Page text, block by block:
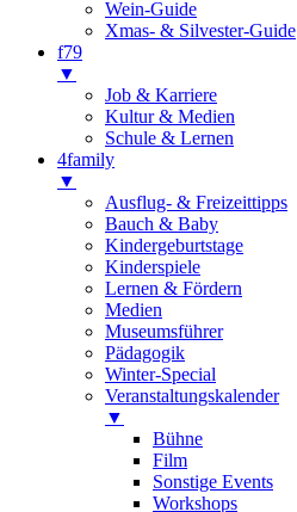
Wein-Guide
Xmas- & Silvester-Guide
f79
▼
Job & Karriere
Kultur & Medien
Schule & Lernen
4family
▼
Ausflug- & Freizeittipps
Bauch & Baby
Kindergeburtstage
Kinderspiele
Lernen & Fördern
Medien
Museumsführer
Pädagogik
Winter-Special
Veranstaltungskalender
▼
Bühne
Film
Sonstige Events
Workshops